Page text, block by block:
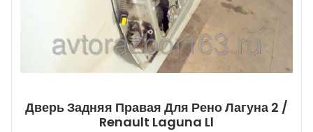
Дверь Задняя Правая Для Рено Лагуна 2 /
Renault Laguna Ll